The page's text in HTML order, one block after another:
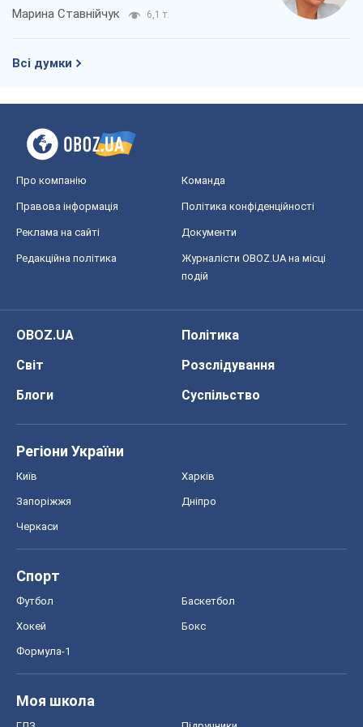
Марина Ставнійчук 6,1 т.
Всі думки
Про компанію Команда
Правова інформація Політика конфіденційності
Реклама на сайті Документи
Редакційна політика
Журналісти OBOZ.UA на місці
подій
OBOZ.UA
Політика
Світ
Розслідування
Блоги
Суспільство
Регіони України
Київ Харків
Запоріжжя Дніпро
Черкаси
Спорт
Футбол Баскетбол
Хокей Бокс
Формула-1
Моя школа